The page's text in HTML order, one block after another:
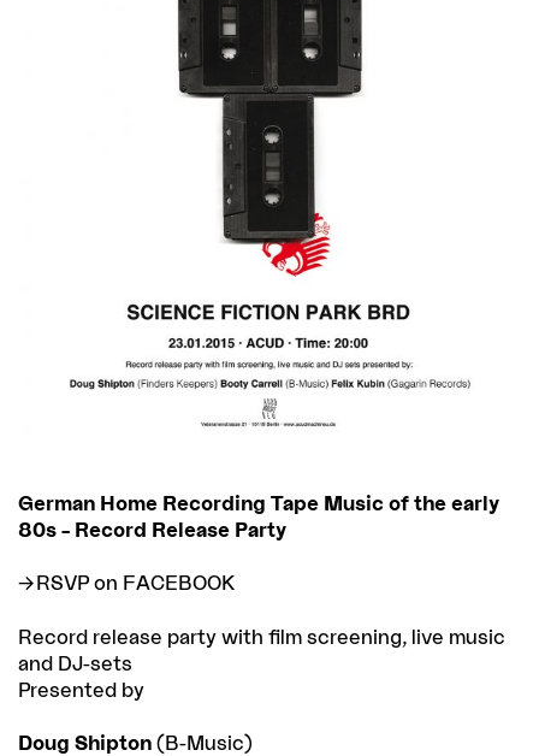
German Home Recording Tape Music of the early
80s – Record Release Party
RSVP on FACEBOOK
Record release party with film screening, live music
and DJ-sets
Presented by
Doug Shipton (B-Music)